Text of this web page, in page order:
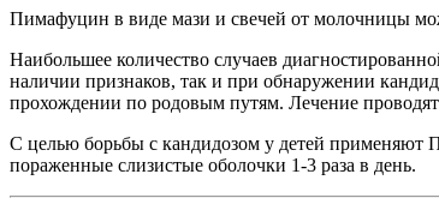
Пимафуцин в виде мази и свечей от молочницы
Наибольшее количество случаев
наличии признаков, так и при обнаружении
прохождении по родовым путям. Лечение
С целью борьбы с кандидозом у детей применяют
пораженные слизистые оболочки 1-3 раза в день.